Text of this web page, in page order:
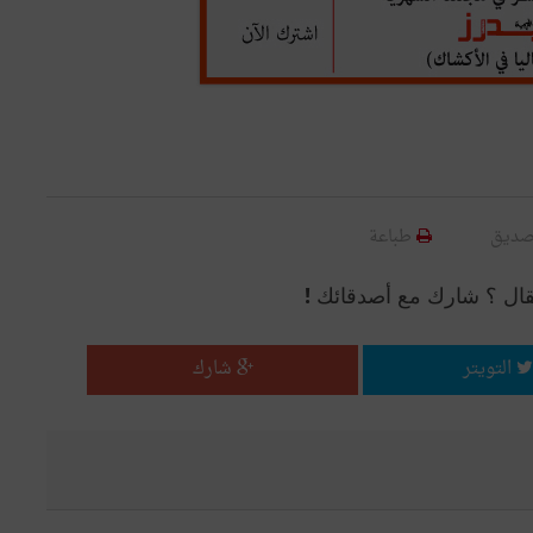
طباعة
؟ شارك مع أصدقائك !
التويتر شارك